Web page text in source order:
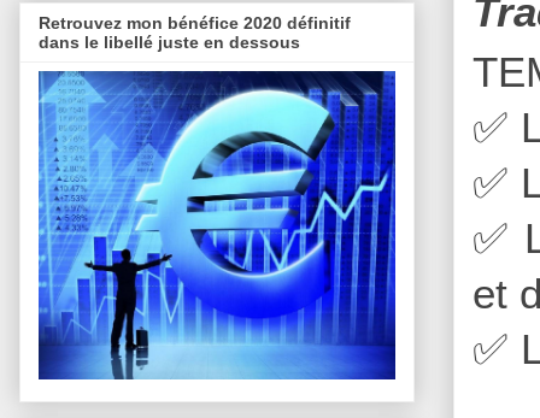
✅
✅
✅
et
✅
Retrouvez mon bénéfice 2020 définitif
dans le libellé juste en dessous